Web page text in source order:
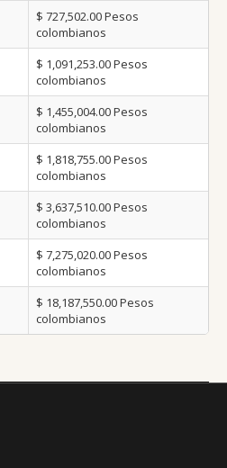
$ 727,502.00Pesos
colombianos
$ 1,091,253.00Pesos
colombianos
$ 1,455,004.00Pesos
colombianos
$ 1,818,755.00Pesos
colombianos
$ 3,637,510.00Pesos
colombianos
$ 7,275,020.00Pesos
colombianos
$ 18,187,550.00Pesos
colombianos